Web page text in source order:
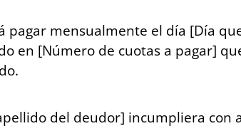
mensualmente el día [Día
en [Número de cuotas a pagar]
del deudor] incumpliera con